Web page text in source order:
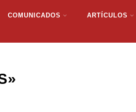
COMUNICADOS ARTÍCULOS